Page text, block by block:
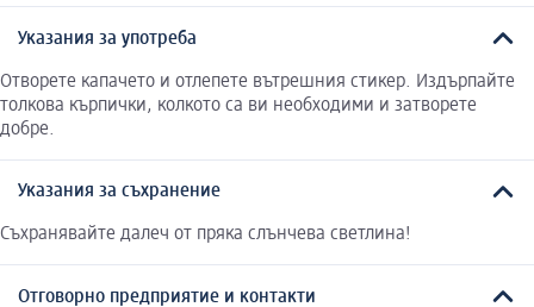
Указания за употреба
Отворете капачето и отлепете вътрешния стикер. Издърпайте
толкова кърпички, колкото са ви необходими и затворете
добре.
Указания за съхранение
Съхранявайте далеч от пряка слънчева светлина!
Отговорно предприятие и контакти